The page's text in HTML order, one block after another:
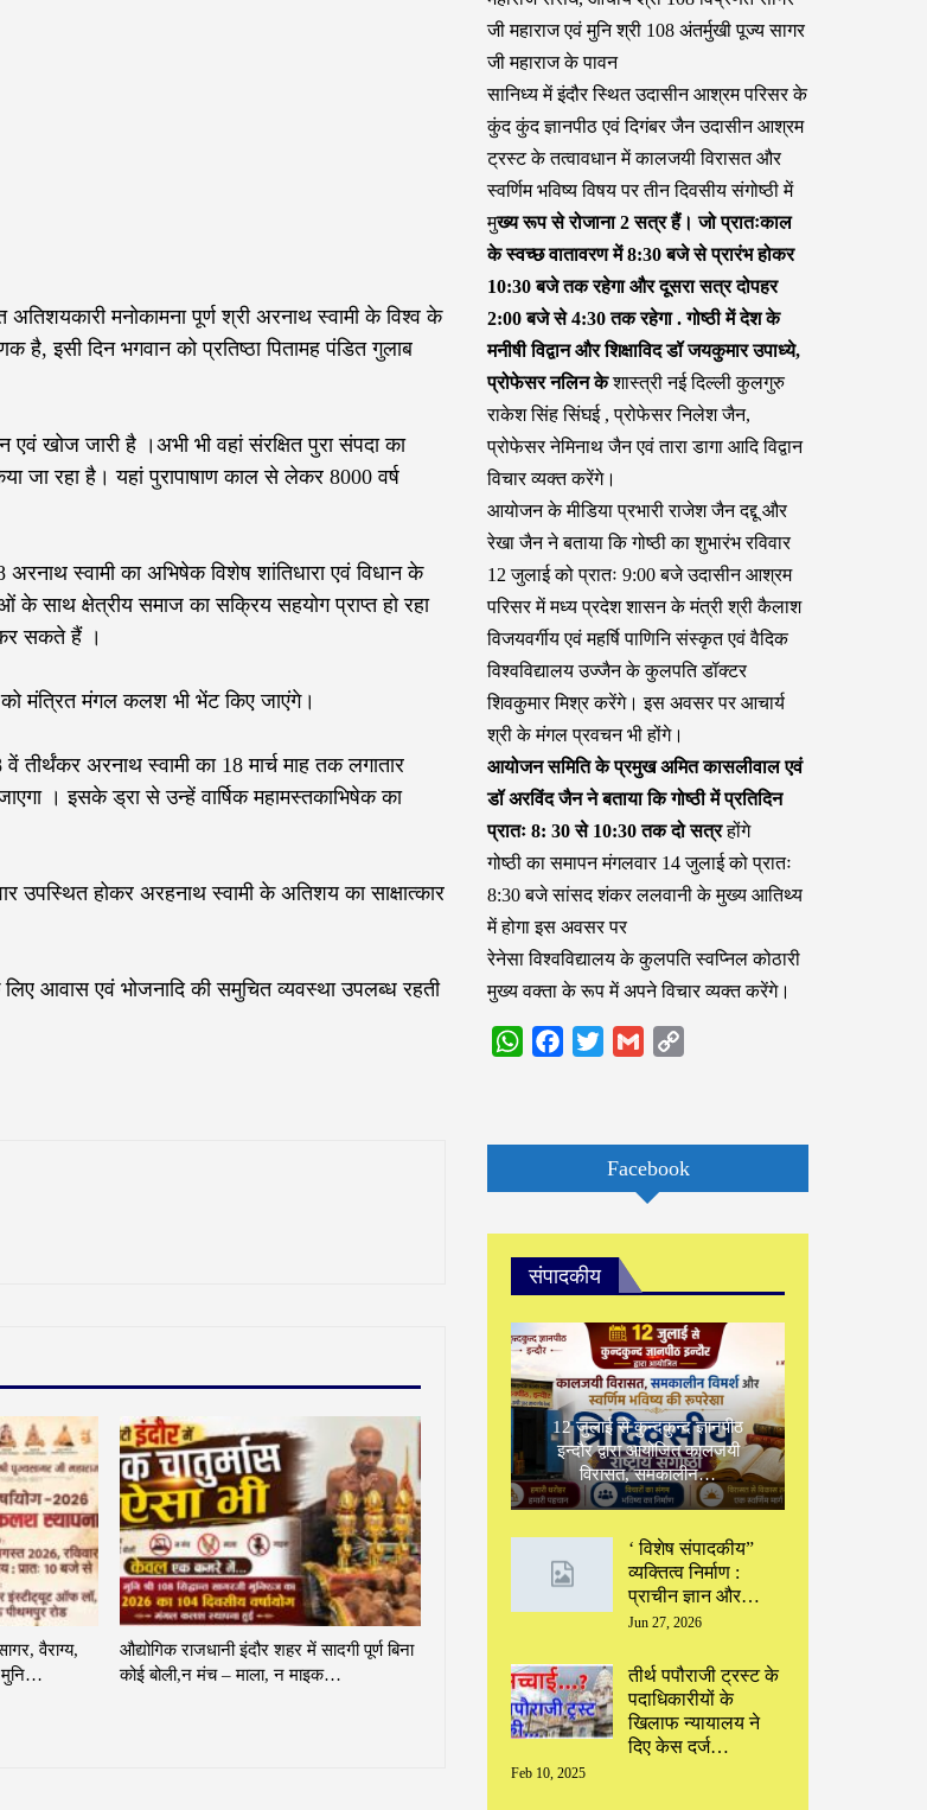
मनोकामना पूर्ण श्री अरनाथ स्वामी के विश्व के
है, इसी दिन भगवान को प्रतिष्ठा पितामह पंडित गुलाब
खोज जारी है ।अभी भी वहां संरक्षित पुरा संपदा का
जा रहा है। यहां पुरापाषाण काल से लेकर 8000 वर्ष
अरनाथ स्वामी का अभिषेक विशेष शांतिधारा एवं विधान के
साथ क्षेत्रीय समाज का सक्रिय सहयोग प्राप्त हो रहा
कर सकते हैं ।
को मंत्रित मंगल कलश भी भेंट किए जाएंगे।
तीर्थंकर अरनाथ स्वामी का 18 मार्च माह तक लगातार
। इसके ड्रा से उन्हें वार्षिक महामस्तकाभिषेक का
होकर अरहनाथ स्वामी के अतिशय का साक्षात्कार
आवास एवं भोजनादि की समुचित व्यवस्था उपलब्ध रहती
वैराग्य,
मुनि…
औद्योगिक राजधानी इंदौर शहर में सादगी पूर्ण बिना
कोई बोली,न मंच – माला, न माइक…
जी महाराज एवं मुनि श्री 108 अंतर्मुखी पूज्य सागर
जी महाराज के पावन
सानिध्य में इंदौर स्थित उदासीन आश्रम परिसर के
कुंद कुंद ज्ञानपीठ एवं दिगंबर जैन उदासीन आश्रम
ट्रस्ट के तत्वावधान में कालजयी विरासत और
स्वर्णिम भविष्य विषय पर तीन दिवसीय संगोष्ठी में
मुख्य रूप से रोजाना 2 सत्र हैं। जो प्रातःकाल
के स्वच्छ वातावरण में 8:30 बजे से प्रारंभ होकर
10:30 बजे तक रहेगा और दूसरा सत्र दोपहर
2:00 बजे से 4:30 तक रहेगा . गोष्ठी में देश के
मनीषी विद्वान और शिक्षाविद डॉ जयकुमार उपाध्ये,
प्रोफेसर नलिन केशास्त्री नई दिल्ली कुलगुरु
राकेश सिंह सिंघई , प्रोफेसर निलेश जैन,
प्रोफेसर नेमिनाथ जैन एवं तारा डागा आदि विद्वान
विचार व्यक्त करेंगे।
आयोजन के मीडिया प्रभारी राजेश जैन दद्दू और
रेखा जैन ने बताया कि गोष्ठी का शुभारंभ रविवार
12 जुलाई को प्रातः 9:00 बजे उदासीन आश्रम
परिसर में मध्य प्रदेश शासन के मंत्री श्री कैलाश
विजयवर्गीय एवं महर्षि पाणिनि संस्कृत एवं वैदिक
विश्वविद्यालय उज्जैन के कुलपति डॉक्टर
शिवकुमार मिश्र करेंगे। इस अवसर पर आचार्य
श्री के मंगल प्रवचन भी होंगे।
आयोजन समिति के प्रमुख अमित कासलीवाल एवं
डॉ अरविंद जैन ने बताया कि गोष्ठी में प्रतिदिन
प्रातः 8: 30 से 10:30 तक दो सत्रहोंगे
गोष्ठी का समापन मंगलवार 14 जुलाई को प्रातः
8:30 बजे सांसद शंकर ललवानी के मुख्य आतिथ्य
में होगा इस अवसर पर
रेनेसा विश्वविद्यालय के कुलपति स्वप्निल कोठारी
मुख्य वक्ता के रूप में अपने विचार व्यक्त करेंगे।
WhatsAppFacebook
Twitter Gmail
Facebook
संपादकीय
12 जुलाई से कुन्दकुन्द ज्ञानपीठ
इन्दौर द्वारा आयोजित कालजयी
विरासत, समकालीन…
‘ विशेष संपादकीय”
‌व्यक्तित्व निर्माण :
प्राचीन ज्ञान और…
Jun 27, 2026
तीर्थ पपौराजी ट्रस्ट के
पदाधिकारीयों के
खिलाफ न्यायालय ने
दिए केस दर्ज…
Feb 10, 2025